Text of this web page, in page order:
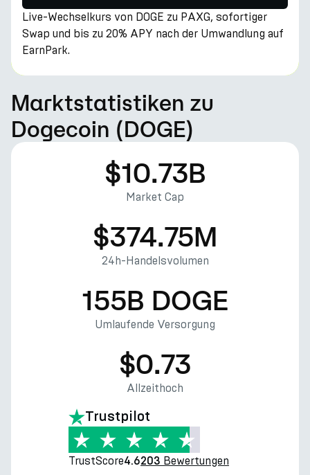
Live-Wechselkurs von DOGE zu PAXG, sofortiger
Swap und bis zu 20% APY nach der Umwandlung auf
EarnPark.
Marktstatistiken zu
Dogecoin (DOGE)
$10.73B
Market Cap
$374.75M
24h-Handelsvolumen
155B DOGE
Umlaufende Versorgung
$0.73
Allzeithoch
Trustpilot
TrustScore4.6203 Bewertungen